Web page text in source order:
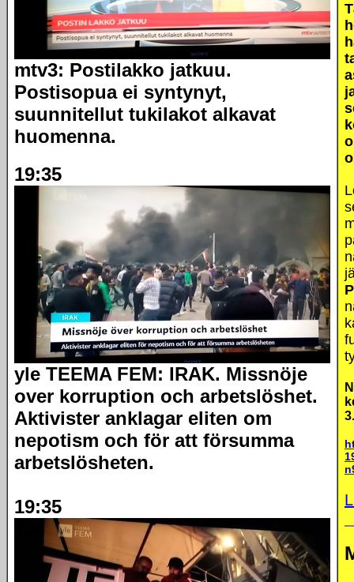
mtv3: Postilakko jatkuu.
Postisopua ei syntynyt,
suunnitellut tukilakot alkavat
huomenna.
19:35
yle TEEMA FEM: IRAK. Missnöje
over korruption och arbetslöshet.
Aktivister anklagar eliten om
nepotism och för att försumma
arbetslösheten.
19:35